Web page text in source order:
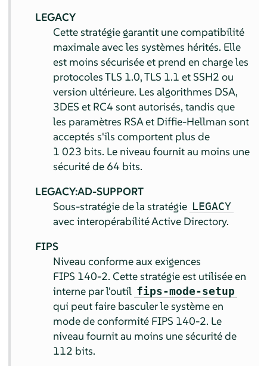
LEGACY
Cette stratégie garantit une compatibilité
maximale avec les systèmes hérités. Elle
est moins sécurisée et prend en charge les
protocoles TLS 1.0, TLS 1.1 et SSH2 ou
version ultérieure. Les algorithmes DSA,
3DES et RC4 sont autorisés, tandis que
les paramètres RSA et Diffie-Hellman sont
acceptés s'ils comportent plus de
1 023 bits. Le niveau fournit au moins une
sécurité de 64 bits.
LEGACY:AD-SUPPORT
Sous-stratégie de la stratégie LEGACY
avec interopérabilité Active Directory.
FIPS
Niveau conforme aux exigences
FIPS 140-2. Cette stratégie est utilisée en
interne par l'outil fips-mode-setup
qui peut faire basculer le système en
mode de conformité FIPS 140-2. Le
niveau fournit au moins une sécurité de
112 bits.